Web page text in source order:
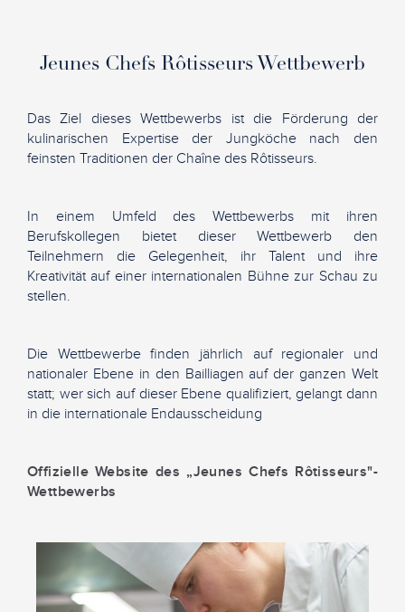
Jeunes Chefs Rôtisseurs Wettbewerb
Das Ziel dieses Wettbewerbs ist die Förderung der
kulinarischen Expertise der Jungköche nach den
feinsten Traditionen der Chaîne des Rôtisseurs.
In einem Umfeld des Wettbewerbs mit ihren
Berufskollegen bietet dieser Wettbewerb den
Teilnehmern die Gelegenheit, ihr Talent und ihre
Kreativität auf einer internationalen Bühne zur Schau zu
stellen.
Die Wettbewerbe finden jährlich auf regionaler und
nationaler Ebene in den Bailliagen auf der ganzen Welt
statt; wer sich auf dieser Ebene qualifiziert, gelangt dann
in die internationale Endausscheidung
Offizielle Website des „Jeunes Chefs Rôtisseurs"-
Wettbewerbs